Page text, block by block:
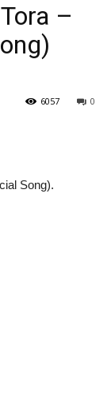
–
0
6057
Song).